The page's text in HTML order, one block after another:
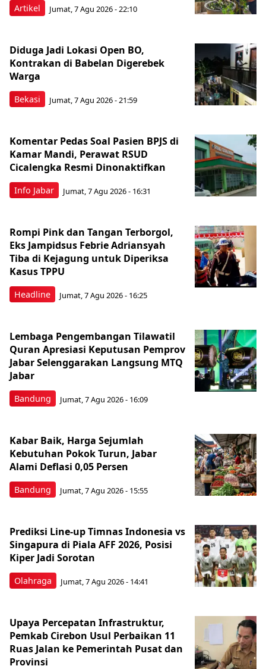
Artikel Jumat, 7 Agu 2026 - 22:10
Bekasi
Diduga Jadi Lokasi Open BO,
Kontrakan di Babelan Digerebek
Warga
Jumat, 7 Agu 2026 - 21:59
Info Jabar
Komentar Pedas Soal Pasien BPJS di
Kamar Mandi, Perawat RSUD
Cicalengka Resmi Dinonaktifkan
Jumat, 7 Agu 2026 - 16:31
Headline
Rompi Pink dan Tangan Terborgol,
Eks Jampidsus Febrie Adriansyah
Tiba di Kejagung untuk Diperiksa
Kasus TPPU
Jumat, 7 Agu 2026 - 16:25
Bandung
Lembaga Pengembangan Tilawatil
Quran Apresiasi Keputusan Pemprov
Jabar Selenggarakan Langsung MTQ
Jabar
Jumat, 7 Agu 2026 - 16:09
Bandung
Kabar Baik, Harga Sejumlah
Kebutuhan Pokok Turun, Jabar
Alami Deflasi 0,05 Persen
Jumat, 7 Agu 2026 - 15:55
Olahraga
Prediksi Line-up Timnas Indonesia vs
Singapura di Piala AFF 2026, Posisi
Kiper Jadi Sorotan
Jumat, 7 Agu 2026 - 14:41
Upaya Percepatan Infrastruktur,
Pemkab Cirebon Usul Perbaikan 11
Ruas Jalan ke Pemerintah Pusat dan
Provinsi